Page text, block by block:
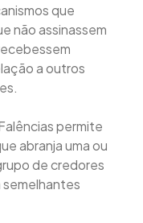
que
não assinassem
a outros
permite
abranja uma ou
de credores
semelhantes